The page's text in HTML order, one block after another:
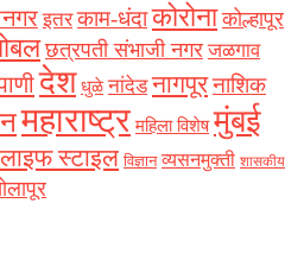
इतर काम-धंदाकोरोना कोल्हापूर
छत्रपती संभाजी नगर जळगाव
देश धुळे नांदेड नागपूरनाशिक
महाराष्ट्र महिला विशेष मुंबई
लाइफ स्टाइल विज्ञान व्यसनमुक्ती शासकीय